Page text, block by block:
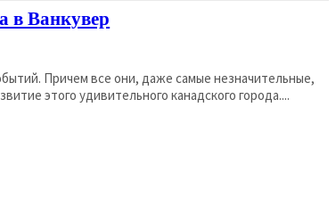
в Ванкувер
Причем все они, даже самые незначительные,
этого удивительного канадского города....